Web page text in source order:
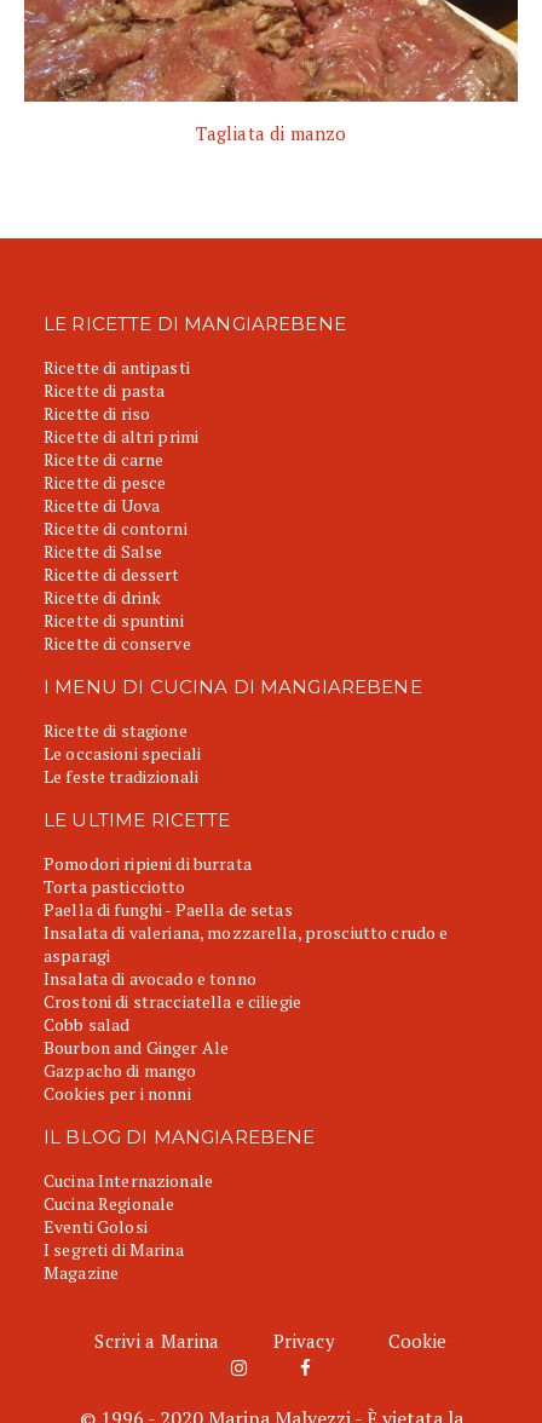
Tagliata di manzo
LE RICETTE DI MANGIAREBENE
Ricette di antipasti
Ricette di pasta
Ricette di riso
Ricette di altri primi
Ricette di carne
Ricette di pesce
Ricette di Uova
Ricette di contorni
Ricette di Salse
Ricette di dessert
Ricette di drink
Ricette di spuntini
Ricette di conserve
I MENU DI CUCINA DI MANGIAREBENE
Ricette di stagione
Le occasioni speciali
Le feste tradizionali
LE ULTIME RICETTE
Pomodori ripieni di burrata
Torta pasticciotto
Paella di funghi - Paella de setas
Insalata di valeriana, mozzarella, prosciutto crudo e
asparagi
Insalata di avocado e tonno
Crostoni di stracciatella e ciliegie
Cobb salad
Bourbon and Ginger Ale
Gazpacho di mango
Cookies per i nonni
IL BLOG DI MANGIAREBENE
Cucina Internazionale
Cucina Regionale
Eventi Golosi
I segreti di Marina
Magazine
Scrivi a Marina Privacy Cookie